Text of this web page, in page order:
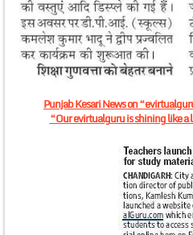
Punjab Kesari News on
“Our evirtualguru is shining like